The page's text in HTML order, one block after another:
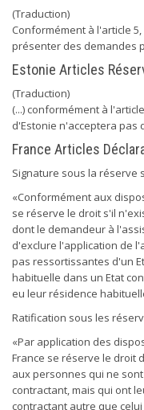
(Traduction)
Conformément à l'article
présenter des demandes
Estonie Articles
(Traduction)
(...) conformément à
d'Estonie n'acceptera pas
France Articles
Signature sous la réserve
«Conformément aux
se réserve le droit s'il
dont le demandeur à
d'exclure l'application de
pas ressortissantes d'un
habituelle dans un Etat
eu leur résidence
Ratification sous les
«Par application des
France se réserve le droit
aux personnes qui ne
contractant, mais qui ont
contractant autre que